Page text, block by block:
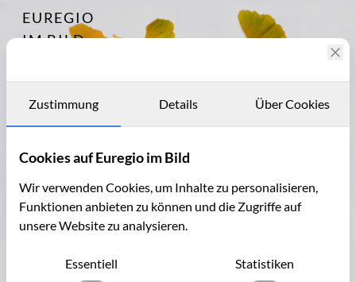
EUREGIO
IM BILD
Archiv
Kontakt
Archiv
Herbstliche Ginkoblätter mit Ginko-
Zustimmung Details Über Cookies
Cookies auf Euregio im Bild
Wir verwenden Cookies, um Inhalte zu personalisieren,
Funktionen anbieten zu können und die Zugriffe auf
unsere Website zu analysieren.
Essentiell
Statistiken